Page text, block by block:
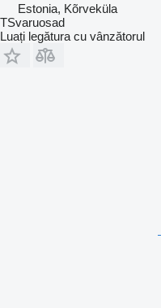
Estonia, Kõrveküla
TSvaruosad
Luați legătura cu vânzătorul